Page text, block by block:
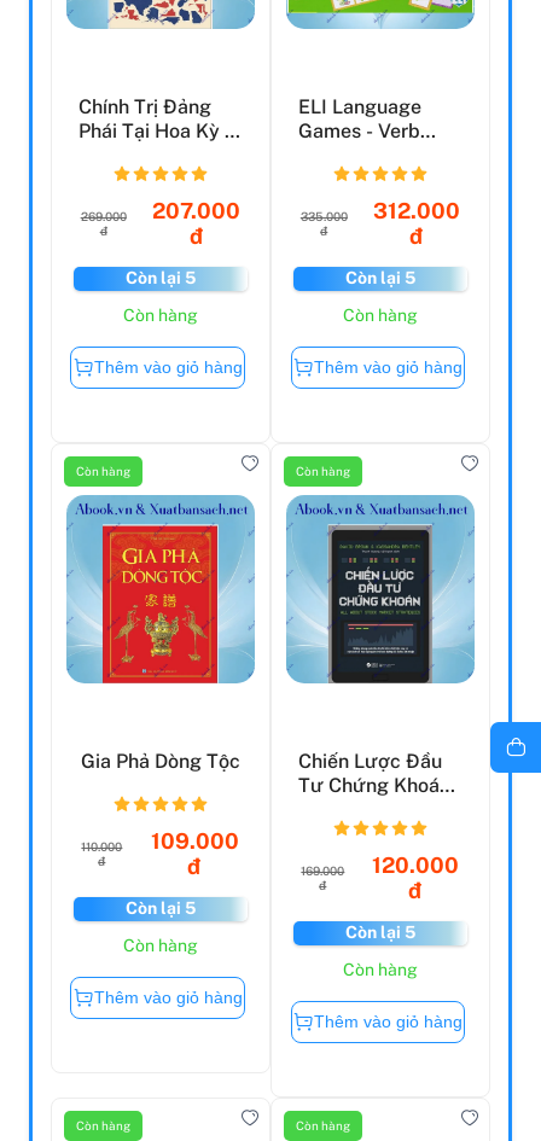
Chính Trị Đảng
Phái Tại Hoa Kỳ -
269.000
đ
207.000
đ
Còn lại 5
Còn hàng
Thêm vào giỏ hàng
ELI Language
Games - Verb
335.000
đ
312.000
đ
Còn lại 5
Còn hàng
Thêm vào giỏ hàng
Còn hàng
Gia Phả Dòng Tộc
110.000
đ
109.000
đ
Còn lại 5
Còn hàng
Thêm vào giỏ hàng
Còn hàng
Chiến Lược Đầu
Tư Chứng Khoán
169.000
đ
120.000
đ
Còn lại 5
Còn hàng
Thêm vào giỏ hàng
Còn hàng Còn hàng